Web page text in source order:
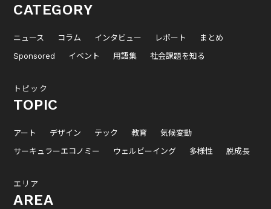
CATEGORY
ニュース コラム インタビュー レポート
まとめ
Sponsored
イベント 用語集 社会課題を知る
トピック
TOPIC
アート デザイン テック 教育
気候変動
サーキュラーエコノミー
ウェルビーイング 多様性 脱成長
エリア
AREA